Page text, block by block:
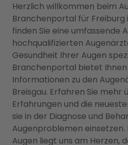
Herzlich willkommen beim
Branchenportal für Freiburg
finden Sie eine umfassende
hochqualifizierten
Gesundheit Ihrer Augen
Branchenportal bietet
Informationen zu den
Breisgau. Erfahren Sie mehr
Erfahrungen und die
sie in der Diagnose und
Augenproblemen einsetzen.
Augen liegt uns am Herzen,